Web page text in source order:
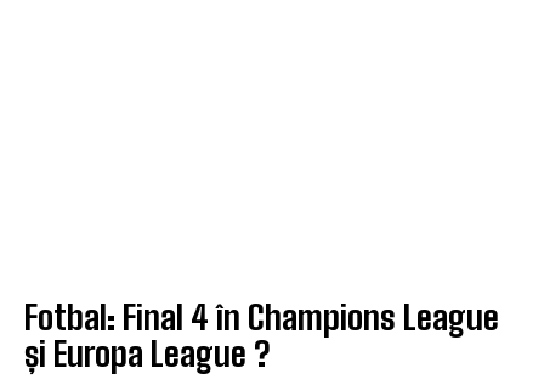
Fotbal: Final 4 în Champions League
și Europa League ?